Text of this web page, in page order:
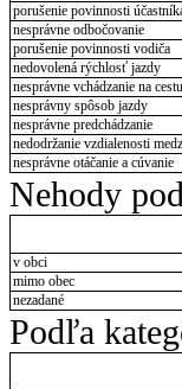
porušenie povinnosti
nesprávne odbočovanie
porušenie povinnosti vodiča
nedovolená rýchlosť jazdy
nesprávne vchádzanie na cestu
nesprávny spôsob jazdy
nesprávne predchádzanie
nedodržanie vzdialenosti
nesprávne otáčanie a cúvanie
Nehody
v obci
mimo obec
nezadané
Podľa